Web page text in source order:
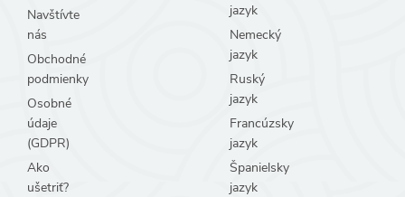
Navštívte
nás
Obchodné
podmienky
Osobné
údaje
(GDPR)
Ako
ušetriť?
jazyk
Nemecký
jazyk
Ruský
jazyk
Francúzsky
jazyk
Španielsky
jazyk